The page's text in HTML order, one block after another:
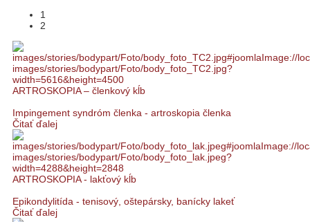
1
2
ARTROSKOPIA – členkový kĺb
Impingement syndróm členka - artroskopia členka
Čitať ďalej
ARTROSKOPIA - lakťový kĺb
Epikondylitída - tenisový, oštepársky, banícky lakeť
Čitať ďalej